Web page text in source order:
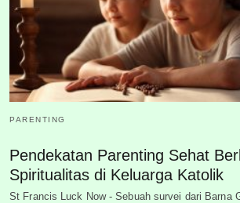
PARENTING
Pendekatan Parenting Sehat
Spiritualitas di Keluarga Katolik
St Francis Luck Now - Sebuah survei dari Barna